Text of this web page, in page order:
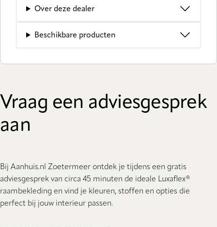
Over deze dealer
Beschikbare producten
Vraag een adviesgesprek
aan
Bij Aanhuis.nl Zoetermeer ontdek je tijdens een gratis
adviesgesprek van circa 45 minuten de ideale Luxaflex®
raambekleding en vind je kleuren, stoffen en opties die
perfect bij jouw interieur passen.